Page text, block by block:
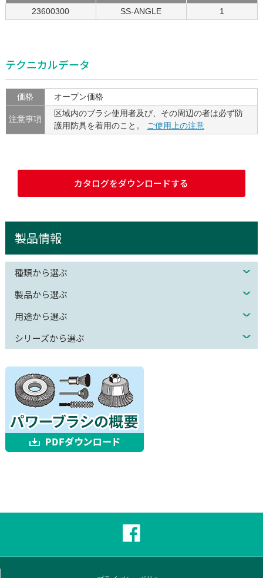
23600300
SS-ANGLE 1
テクニカルデータ
価格 オープン価格
注意事項
区域内のブラシ使用者及び、その周辺の者は必ず防
護用防具を着用のこと。
ご使用上の注意
カタログをダウンロードする
製品情報
種類から選ぶ
製品から選ぶ
用途から選ぶ
シリーズから選ぶ